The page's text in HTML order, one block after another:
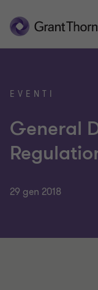
EVENTI
General
29 gen 2018